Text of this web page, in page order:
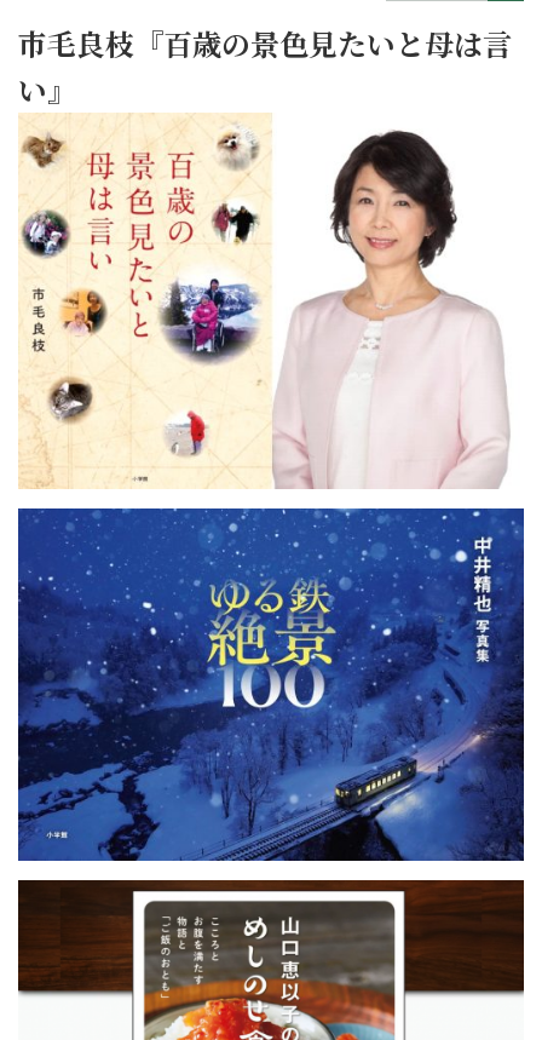
市毛良枝『百歳の景色見たいと母は言
い』